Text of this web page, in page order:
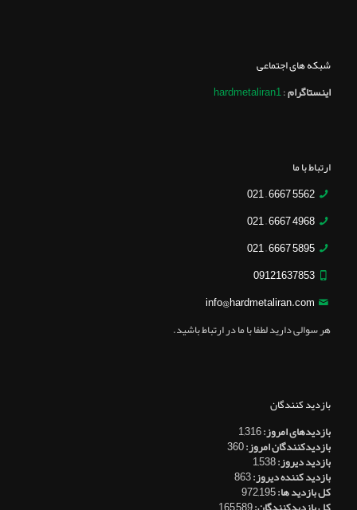
شبکه های اجتماعی
اینستاگرام:
hardmetaliran1
ارتباط با ما
5562 6667 – 021
4968 6667 – 021
5895 6667 – 021
09121637853
info@hardmetaliran.com
هر سوالی دارید لطفا با ما در ارتباط باشید.
بازدید کنندگان
بازدیدهای امروز:1,316
بازدیدکنندگان امروز:360
بازدید دیروز:1,538
بازدید کننده دیروز:863
کل بازدید ها:972,195